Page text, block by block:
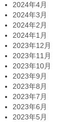
2024年4月
2024年3月
2024年2月
2024年1月
2023年12月
2023年11月
2023年10月
2023年9月
2023年8月
2023年7月
2023年6月
2023年5月